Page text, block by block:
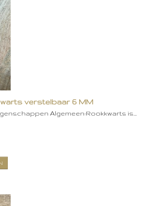
verstelbaar 6 MM
Algemeen:Rookkwarts is…